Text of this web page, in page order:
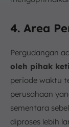
4. Area
Pergudangan
oleh pihak
periode waktu
perusahaan
sementara
diproses lebih